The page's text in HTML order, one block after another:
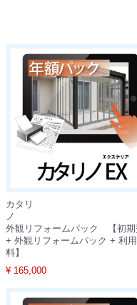
カタリ
外観リフォームパック 【初期
+ 外観リフォームパック + 利用
料】
¥ 165,000